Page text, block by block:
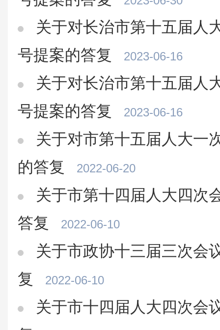
关于对长治市第十五届人
号提案的答复
2023-06-16
关于对长治市第十五届人
号提案的答复
2023-06-16
关于对市第十五届人大一
的答复
2022-06-20
关于市第十四届人大四次
答复
2022-06-10
关于市政协十三届三次会
复
2022-06-10
关于市十四届人大四次会